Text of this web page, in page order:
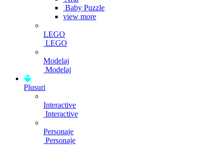
Baby Puzzle
view more
LEGO
LEGO
Modelaj
Modelaj
Plusuri
Interactive
Interactive
Personaje
Personaje